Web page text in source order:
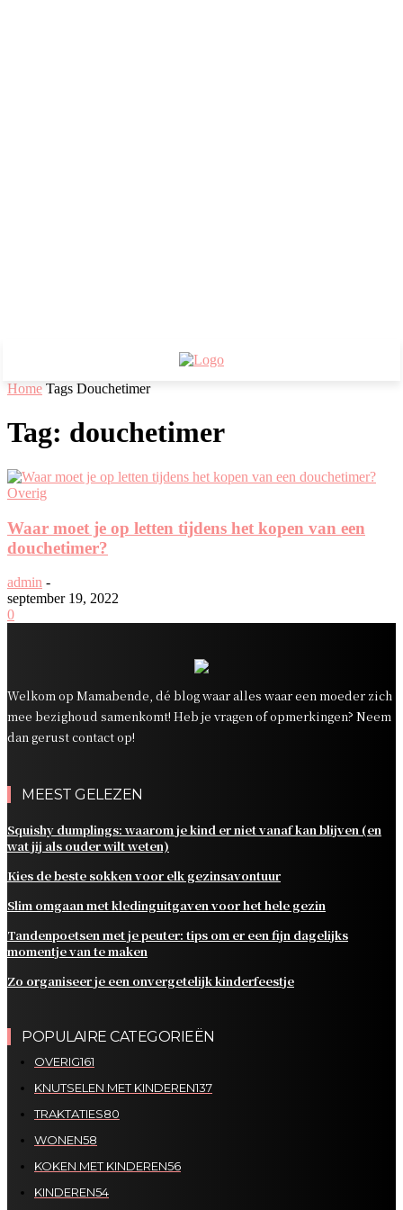
Home Tags Douchetimer
Tag: douchetimer
Overig
Waar moet je op letten tijdens het kopen van een
douchetimer?
admin -
september 19, 2022
0
Welkom op Mamabende, dé blog waar alles waar een moeder zich
mee bezighoud samenkomt! Heb je vragen of opmerkingen? Neem
dan gerust contact op!
MEEST GELEZEN
Squishy dumplings: waarom je kind er niet vanaf kan blijven (en
wat jij als ouder wilt weten)
Kies de beste sokken voor elk gezinsavontuur
Slim omgaan met kledinguitgaven voor het hele gezin
Tandenpoetsen met je peuter: tips om er een fijn dagelijks
momentje van te maken
Zo organiseer je een onvergetelijk kinderfeestje
POPULAIRE CATEGORIEËN
OVERIG161
KNUTSELEN MET KINDEREN137
TRAKTATIES80
WONEN58
KOKEN MET KINDEREN56
KINDEREN54